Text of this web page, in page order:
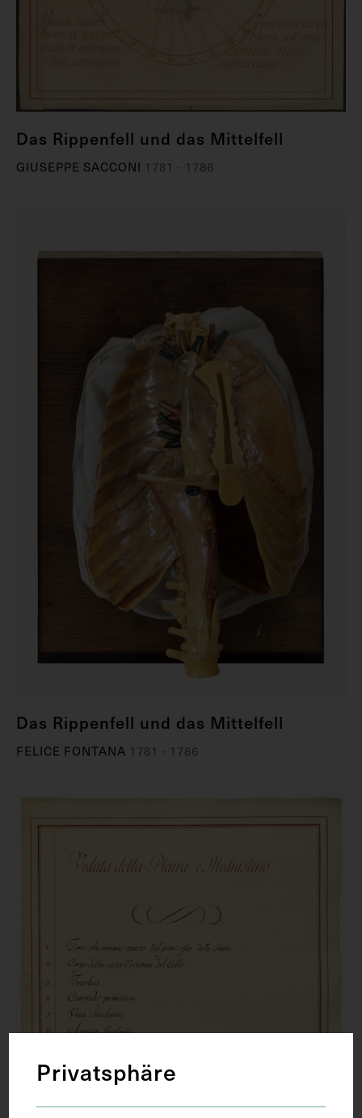
Das Rippenfell und das Mittelfell
GIUSEPPE SACCONI 1781 - 1786
Das Rippenfell und das Mittelfell
FELICE FONTANA 1781 - 1786
Privatsphäre